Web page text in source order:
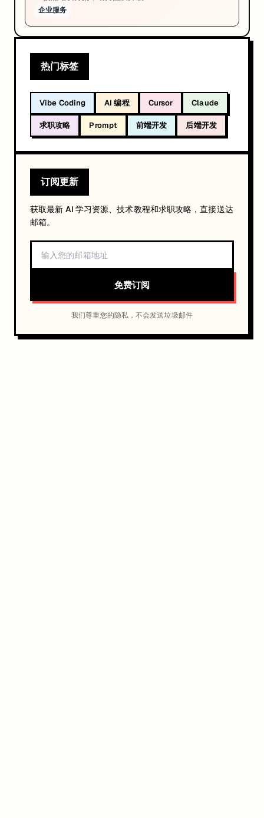
企业服务
热门标签
Vibe Coding AI 编程 Cursor Claude
求职攻略 Prompt 前端开发 后端开发
订阅更新
获取最新 AI 学习资源、技术教程和求职攻略，直接送达
邮箱。
免费订阅
我们尊重您的隐私，不会发送垃圾邮件